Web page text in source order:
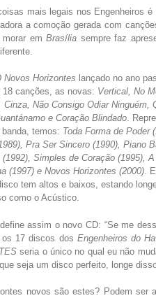
mais legais nos Engenheiros
adora a comoção gerada com
morar emBrasília sempre faz
Novos Horizontes lançado no ano
canções, as novas: Vertical, No
Cinza, Não Consigo Odiar Ninguém,
e Coração Blindado.
banda, temos: Toda Forma de Poder
Pra Ser Sincero (1990), Piano
Simples de Coração (1995), A
(1997) e Novos Horizontes (2000).
tem altos e baixos, estando
como o Acústico.
define assim o novo CD: “Se me
os 17 discos dos Engenheiros do
seria o único no qual eu não
seja um disco perfeito, longe
novos são estes? Podem